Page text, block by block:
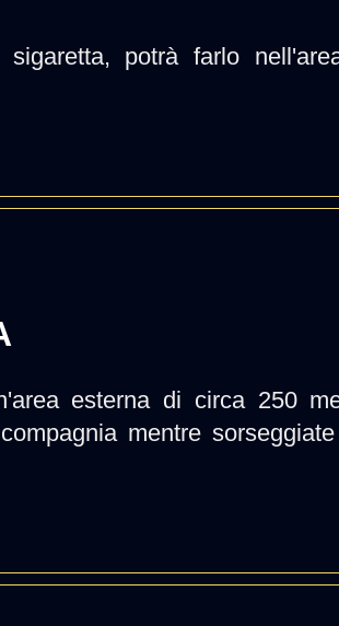
potrà farlo
esterna di circa 250
mentre